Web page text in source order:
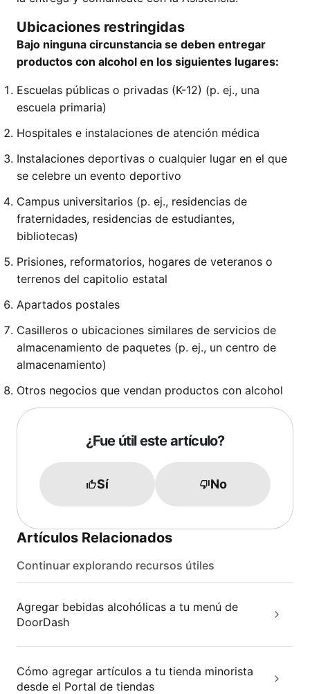
Ubicaciones restringidas
Bajo ninguna circunstancia se deben entregar
productos con alcohol en los siguientes lugares:
Escuelas públicas o privadas (K-12) (p. ej., una
escuela primaria)
Hospitales e instalaciones de atención médica
Instalaciones deportivas o cualquier lugar en el que
se celebre un evento deportivo
Campus universitarios (p. ej., residencias de
fraternidades, residencias de estudiantes,
bibliotecas)
Prisiones, reformatorios, hogares de veteranos o
terrenos del capitolio estatal
Apartados postales
Casilleros o ubicaciones similares de servicios de
almacenamiento de paquetes (p. ej., un centro de
almacenamiento)
Otros negocios que vendan productos con alcohol
¿Fue útil este artículo?
Sí No
Artículos Relacionados
Continuar explorando recursos útiles
Agregar bebidas alcohólicas a tu menú de
DoorDash
Cómo agregar artículos a tu tienda minorista
desde el Portal de tiendas